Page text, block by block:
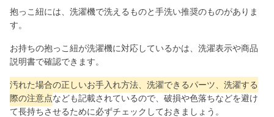
抱っこ紐には、洗濯機で洗えるものと手洗い推奨のものがありま
す。
お持ちの抱っこ紐が洗濯機に対応しているかは、洗濯表示や商品
説明書で確認できます。
汚れた場合の正しいお手入れ方法、洗濯できるパーツ、洗濯する
際の注意点なども記載されているので、破損や色落ちなどを避け
て長持ちさせるために必ずチェックしておきましょう。